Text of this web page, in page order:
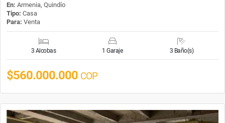
En: Armenia, Quindío
Tipo: Casa
Para: Venta
3 Alcobas 1 Garaje 3 Baño(s)
$560.000.000 COP